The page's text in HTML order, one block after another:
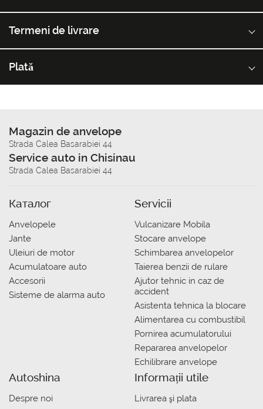
Termeni de livrare
Plată
Magazin de anvelope
Strada Calea Basarabiei 44
Service auto in Chisinau
Strada Calea Basarabiei 44
Каталог
Anvelopele
Jante
Uleiuri de motor
Acumulatoare auto
Accesorii
Sisteme de alarma auto
Servicii
Vulcanizare Mobila
Stocare anvelope
Schimbarea anvelopelor
Taierea benzii de rulare
Ajutor tehnic in caz de
accident
Asistenta tehnica la blocare
Alimentarea cu combustibil
Pornirea acumulatorului
Repararea anvelopelor
Echilibrare anvelope
Autoshina
Despre noi
Informații utile
Livrarea şi plata